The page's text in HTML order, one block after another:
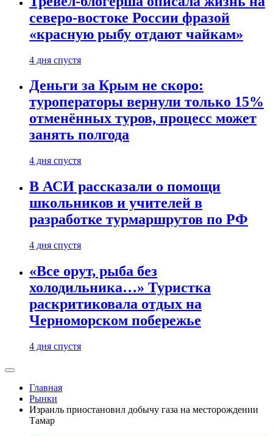
северо-востоке России фразой
«красную рыбу отдают чайкам»
4 дня спустя
Деньги за Крым не скоро:
туроператоры вернули только 15%
отменённых туров, процесс может
занять полгода
4 дня спустя
В АСИ рассказали о помощи
школьников и учителей в
разработке турмаршрутов по РФ
4 дня спустя
«Все орут, рыба без
холодильника…» Туристка
раскритиковала отдых на
Черноморском побережье
4 дня спустя
Главная
Рынки
Израиль приостановил добычу газа на месторождении
Тамар